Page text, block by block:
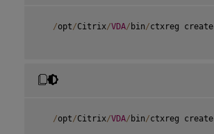
/opt/Citrix/VDA/ bin/ctxreg create
/opt/Citrix/VDA/ bin/ctxreg create